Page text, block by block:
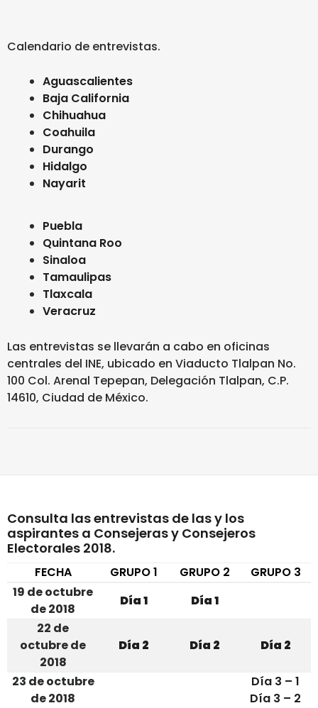
Calendario de entrevistas.
Aguascalientes
Baja California
Chihuahua
Coahuila
Durango
Hidalgo
Nayarit
Puebla
Quintana Roo
Sinaloa
Tamaulipas
Tlaxcala
Veracruz
Las entrevistas se llevarán a cabo en oficinas
centrales del INE, ubicado en Viaducto Tlalpan No.
100 Col. Arenal Tepepan, Delegación Tlalpan, C.P.
14610, Ciudad de México.
Consulta las entrevistas de las y los
aspirantes a Consejeras y Consejeros
Electorales 2018.
FECHA GRUPO 1 GRUPO 2
GRUPO 3
19 de octubre
de 2018
Día 1
Día 1
22 de
octubre de
2018
Día 2 Día 2 Día 2
23 de octubre
de 2018
Día 3 – 1
Día 3 – 2